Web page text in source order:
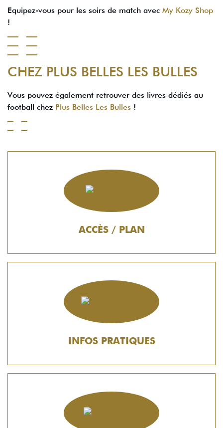
Equipez-vous pour les soirs de match avec My Kozy Shop
!
CHEZ PLUS BELLES LES BULLES
Vous pouvez également retrouver des livres dédiés au
football chez Plus Belles Les Bulles !
ACCÈS / PLAN
INFOS PRATIQUES